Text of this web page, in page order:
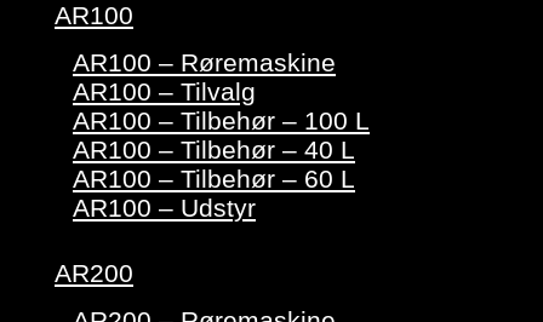
AR100
AR100 – Røremaskine
AR100 – Tilvalg
AR100 – Tilbehør – 100 L
AR100 – Tilbehør – 40 L
AR100 – Tilbehør – 60 L
AR100 – Udstyr
AR200